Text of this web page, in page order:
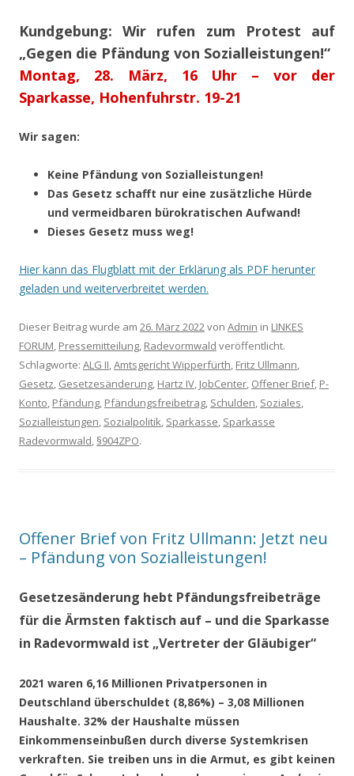
Kundgebung: Wir rufen zum Protest auf
„Gegen die Pfändung von Sozialleistungen!“
Montag, 28. März, 16 Uhr – vor der
Sparkasse, Hohenfuhrstr. 19-21
Wir sagen:
Keine Pfändung von Sozialleistungen!
Das Gesetz schafft nur eine zusätzliche Hürde
und vermeidbaren bürokratischen Aufwand!
Dieses Gesetz muss weg!
Hier kann das Flugblatt mit der Erklärung als PDF herunter
geladen und weiterverbreitet werden.
Dieser Beitrag wurde am 26. März 2022von Admin in LINKES
FORUM, Pressemitteilung, Radevormwald veröffentlicht.
Schlagworte: ALG II,Amtsgericht Wipperfürth, Fritz Ullmann,
Gesetz, Gesetzesänderung, Hartz IV, JobCenter, Offener Brief, P-
Konto, Pfändung, Pfändungsfreibetrag, Schulden, Soziales,
Sozialleistungen, Sozialpolitik, Sparkasse, Sparkasse
Radevormwald, §904ZPO.
Offener Brief von Fritz Ullmann: Jetzt neu
– Pfändung von Sozialleistungen!
Gesetzesänderung hebt Pfändungsfreibeträge
für die Ärmsten faktisch auf – und die Sparkasse
in Radevormwald ist „Vertreter der Gläubiger“
2021 waren 6,16 Millionen Privatpersonen in
Deutschland überschuldet (8,86%) – 3,08 Millionen
Haushalte. 32% der Haushalte müssen
Einkommenseinbußen durch diverse Systemkrisen
verkraften. Sie treiben uns in die Armut, es gibt keinen